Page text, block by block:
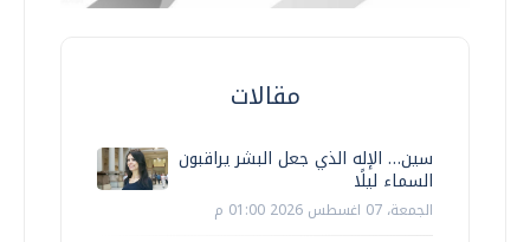
مقالات
سين… الإله الذي جعل البشر يراقبون
السماء ليلًا
الجمعة، 07 اغسطس 2026 01:00 م